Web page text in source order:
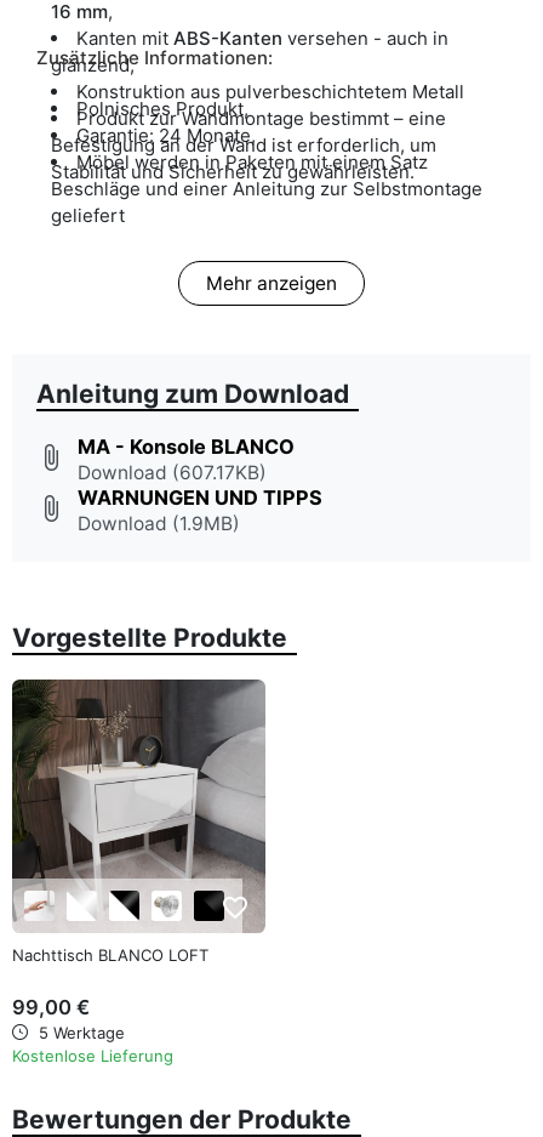
16 mm,
Kanten mit ABS-Kanten versehen - auch in
glänzend,
Konstruktion aus pulverbeschichtetem Metall
Produkt zur Wandmontage bestimmt – eine
Befestigung an der Wand ist erforderlich, um
Stabilität und Sicherheit zu gewährleisten.
Zusätzliche Informationen:
Polnisches Produkt,
Garantie: 24 Monate,
Möbel werden in Paketen mit einem Satz
Beschläge und einer Anleitung zur Selbstmontage
geliefert
Mehr anzeigen
Anleitung zum Download
attach_file MA - Konsole BLANCO
Download (607.17KB)
attach_file WARNUNGEN UND TIPPS
Download (1.9MB)
Vorgestellte Produkte
favorite_border
Nachttisch BLANCO LOFT
99,00 €
5 Werktage
Kostenlose Lieferung
Bewertungen der Produkte